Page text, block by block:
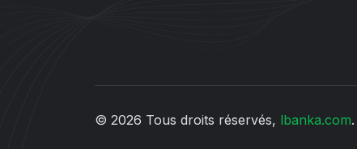
© 2026 Tous droits réservés, lbanka.com.